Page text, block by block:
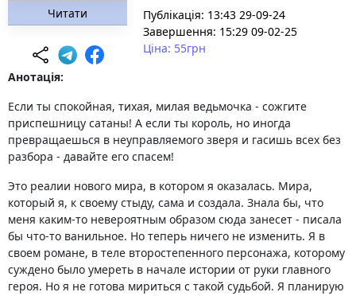
Читати
Публікація: 13:43 29-09-24
Завершення: 15:29 09-02-25
Ціна: 55грн
Анотація:
Если ты спокойная, тихая, милая ведьмочка - сожгите
приспешницу сатаны! А если ты король, но иногда
превращаешься в неуправляемого зверя и гасишь всех без
разбора - давайте его спасем!
Это реалии нового мира, в котором я оказалась. Мира,
который я, к своему стыду, сама и создала. Знала бы, что
меня каким-то невероятным образом сюда занесет - писала
бы что-то ванильное. Но теперь ничего не изменить. Я в
своем романе, в теле второстепенного персонажа, которому
суждено было умереть в начале истории от руки главного
героя. Но я не готова мириться с такой судьбой. Я планирую